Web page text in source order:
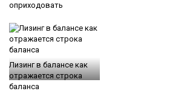
оприходовать
Лизинг в балансе как
отражается строка
баланса